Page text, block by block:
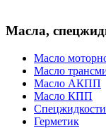
Масла,
Масло
Масло
Масло АКПП
Масло КПП
Спецжидкости
Герметик